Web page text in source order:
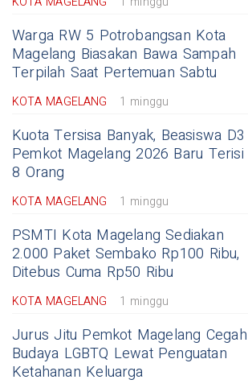
Warga RW 5 Potrobangsan Kota
Magelang Biasakan Bawa Sampah
Terpilah Saat Pertemuan Sabtu
KOTA MAGELANG 1 minggu
Kuota Tersisa Banyak, Beasiswa D3
Pemkot Magelang 2026 Baru Terisi
8 Orang
KOTA MAGELANG 1 minggu
PSMTI Kota Magelang Sediakan
2.000 Paket Sembako Rp100 Ribu,
Ditebus Cuma Rp50 Ribu
KOTA MAGELANG 1 minggu
Jurus Jitu Pemkot Magelang Cegah
Budaya LGBTQ Lewat Penguatan
Ketahanan Keluarga